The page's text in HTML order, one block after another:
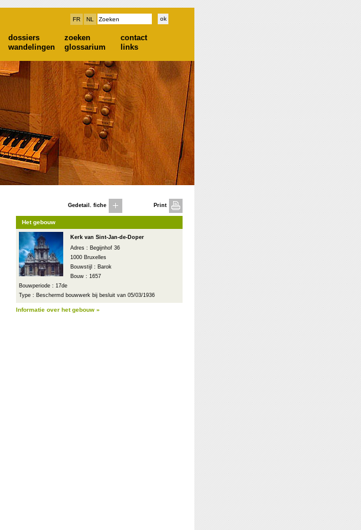
FR NL
dossiers zoeken
contact
wandelingen glossarium links
Gedetail. fiche Print
Het gebouw
Kerk van Sint-Jan-de-Doper
Adres : Begijnhof 36
1000 Bruxelles
Bouwstijl : Barok
Bouw : 1657
Bouwperiode : 17de
Type : Beschermd bouwwerk bij besluit van 05/03/1936
Informatie over het gebouw »